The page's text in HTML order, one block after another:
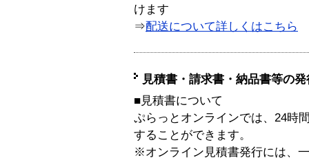
けます
⇒配送について詳しくはこちら
見積書・請求書・納品書等の
■見積書について
ぷらっとオンラインでは、24時
することができます。
※オンライン見積書発行には、